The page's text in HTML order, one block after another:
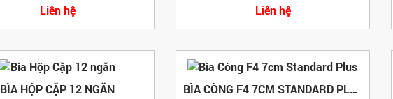
Liên hệ
Liên hệ
BÌA HỘP CẶP 12 NGĂN
BÌA CÒNG F4 7CM STANDARD PLUS